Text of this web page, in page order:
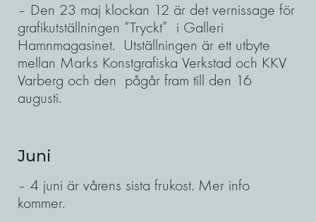
– Den 23 maj klockan 12 är det vernissage för
grafikutställningen “Tryckt” i Galleri
Hamnmagasinet. Utställningen är ett utbyte
mellan Marks Konstgrafiska Verkstad och KKV
Varberg och den pågår fram till den 16
augusti.
Juni
– 4 juni är vårens sista frukost. Mer info
kommer.